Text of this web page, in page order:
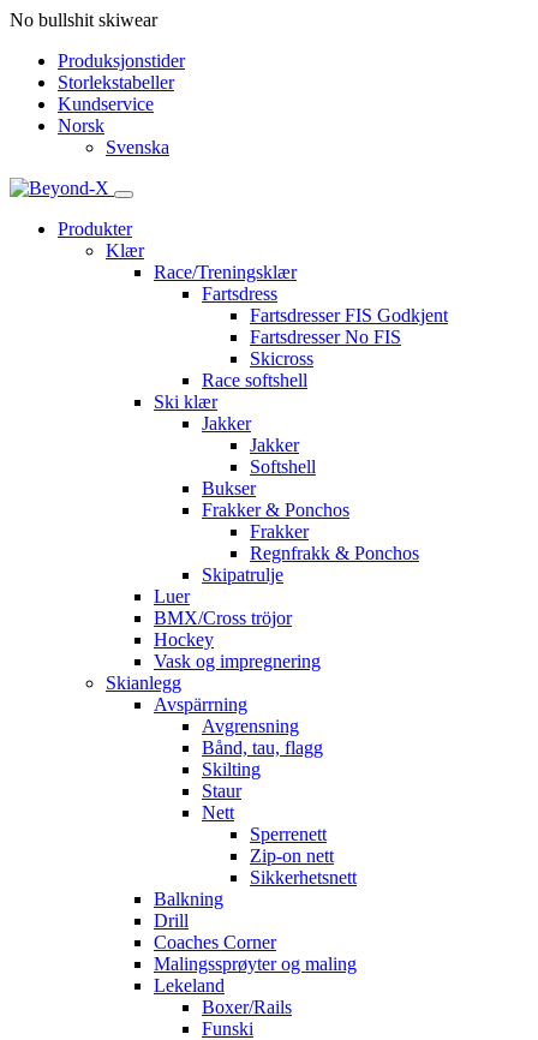
No bullshit skiwear
Produksjonstider
Storlekstabeller
Kundservice
Norsk
Svenska
Produkter
Klær
Race/Treningsklær
Fartsdress
Fartsdresser FIS Godkjent
Fartsdresser No FIS
Skicross
Race softshell
Ski klær
Jakker
Jakker
Softshell
Bukser
Frakker & Ponchos
Frakker
Regnfrakk & Ponchos
Skipatrulje
Luer
BMX/Cross tröjor
Hockey
Vask og impregnering
Skianlegg
Avspärrning
Avgrensning
Bånd, tau, flagg
Skilting
Staur
Nett
Sperrenett
Zip-on nett
Sikkerhetsnett
Balkning
Drill
Coaches Corner
Malingssprøyter og maling
Lekeland
Boxer/Rails
Funski